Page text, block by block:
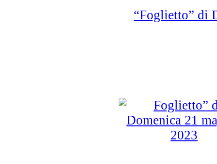
“Foglietto” di